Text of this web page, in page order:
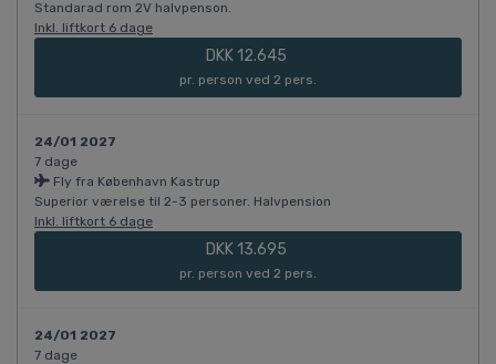
Standarad rom 2V halvpenson.
Inkl. liftkort 6 dage
DKK 12.645
pr. person ved 2 pers.
24/01 2027
7 dage
Fly fra København Kastrup
Superior værelse til 2-3 personer. Halvpension
Inkl. liftkort 6 dage
DKK 13.695
pr. person ved 2 pers.
24/01 2027
7 dage